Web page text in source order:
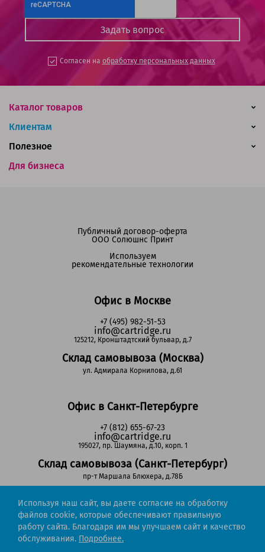
Согласен на обработку персональных данных
Каталог товаров
Клиентам
Для бизнеса
Полезное
Офис в Москве
+7 (495) 982-51-53
info@cartridge.ru
125212, Кронштадтский бульвар, д.7
Склад самовывоза (Москва)
ул. Адмирала Корнилова, д.61
Офис в Санкт-Петербурге
+7 (812) 655-67-23
info@cartridge.ru
195027, пр. Шаумяна, д.10, корп. 1
Склад самовывоза (Санкт-Петербург)
пр-т Маршала Блюхера, д.78Б
Регионы РФ
8-800-302-51-53
(звонок бесплатный)
Публичный договор-оферта
ООО Солюшнс Принт
Используем
рекомендательные технологии
Используя наш сайт, вы даете согласие на обработку
файлов cookie, которые обеспечивают правильную
работу сайта. Благодаря им мы улучшаем сайт и качество
обслуживания. Подробнее.